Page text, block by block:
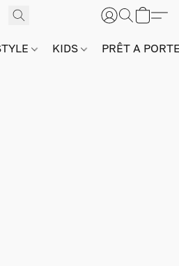
KIDS PRÊT A